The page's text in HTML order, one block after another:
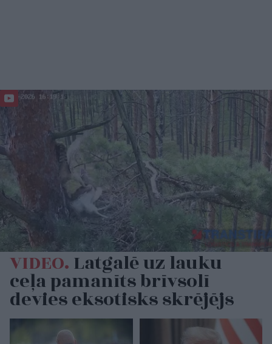
VIDEO.Latgalē uz lauku
ceļa pamanīts brīvsolī
devies eksotisks skrējējs